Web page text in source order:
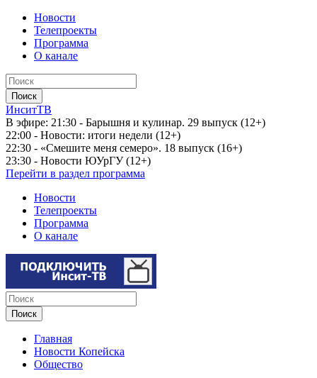
Новости
Телепроекты
Программа
О канале
ИнситТВ
В эфире: 21:30 - Барышня и кулинар. 29 выпуск (12+)
22:00 - Новости: итоги недели (12+)
22:30 - «Смешите меня семеро». 18 выпуск (16+)
23:30 - Новости ЮУрГУ (12+)
Перейти в раздел программа
Новости
Телепроекты
Программа
О канале
Главная
Новости Копейска
Общество